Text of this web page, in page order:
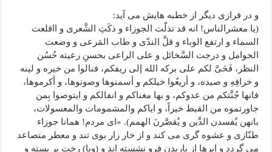
و در فرازی دیگر از خطبه هایش می آید:
(یا معشرالناس! انه قد تذلّت الجوزاء و ذکَتِ الشَّعری و ااقلعت
السماء و ارتفع الوباء و قلَّ الندّی و طاب المَرعی و وضعت
الحوامل و درجت السَّخائل و علی الراعی بحسنِ رعیته حُسُن
النظر، فَحَیَّ لکم علی برکه الله إلی ریفکم، فنالوا من خیره و لینه
و خرافِهِ و صیده، و أریعُوا خیلکم و أسمنوها وصونوها، و أکرموها،
فانها جُنَّتکم من عدوکم، و بها مغناکم و انفالکم و ایتوصوا بِمن
جاورتموه من القبط خیراً، و ایاکم والمشمومات والمعسولات،
بانهن یُفسدن الدَّین و یُقصَّرنَ الهمم). «ای مردم! همانا جوزاء
طنّازی و عشوه گری می کند و از خار زار بوی تند و معطر متصاعد
می گردد و ابرها از باریدن فرو نشسته اند و (وبا) رخت بر بسته و